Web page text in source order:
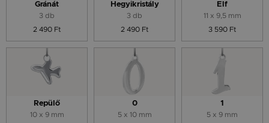
Gránát
3 db
2 490 Ft
Hegyikristály
3 db
2 490 Ft
Elf
11 x 9,5 mm
3 590 Ft
Repülő
10 x 9 mm
0
5 x 10 mm
1
5 x 9 mm